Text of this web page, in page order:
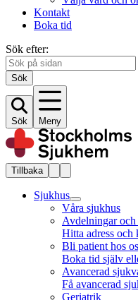
Kontakt
Boka tid
Sök efter:
Sök
Sök Meny
Tillbaka
Sjukhus
Våra sjukhus
Avdelningar
Hitta adress
Bli patient hos
Boka tid själv
Avancerad
Få avancerad
Geriatrik